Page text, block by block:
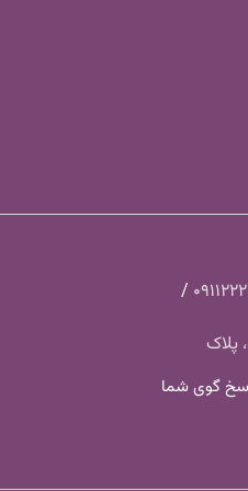
/
پلاک
چهارشنبه ساعت ۸ الی ۱۸ پاسخ گوی شما